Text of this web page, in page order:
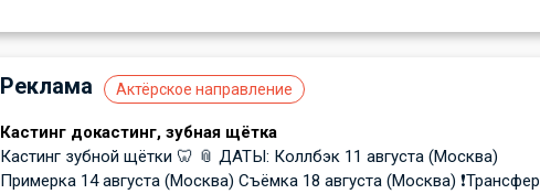
Реклама Актёрское направление
Кастинг докастинг, зубная щётка
Кастинг зубной щётки 🦷 📎 ДАТЫ: Коллбэк 11 августа (Москва)
Примерка 14 августа (Москва) Съёмка 18 августа (Москва) ❗️Трансфер